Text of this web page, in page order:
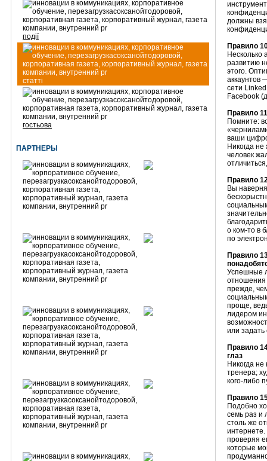
події
статті
гостьова
ПАРТНЕРЫ
должны
Правило
Несколько
развитию
этого.
аккаунтов
сети
Facebook
Правило
Помните:
ваши
Никогда
человек
Правило
Вы
о ком-то в
по
Правило
Успешные
отношения
прежде,
проще,
лидером
или задать
Правило
глаз
Никогда не
тренера;
кого-либо
Правило
Подобно
семь раз и
столь же
проверяя
которые